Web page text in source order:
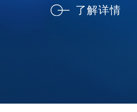
了解详情